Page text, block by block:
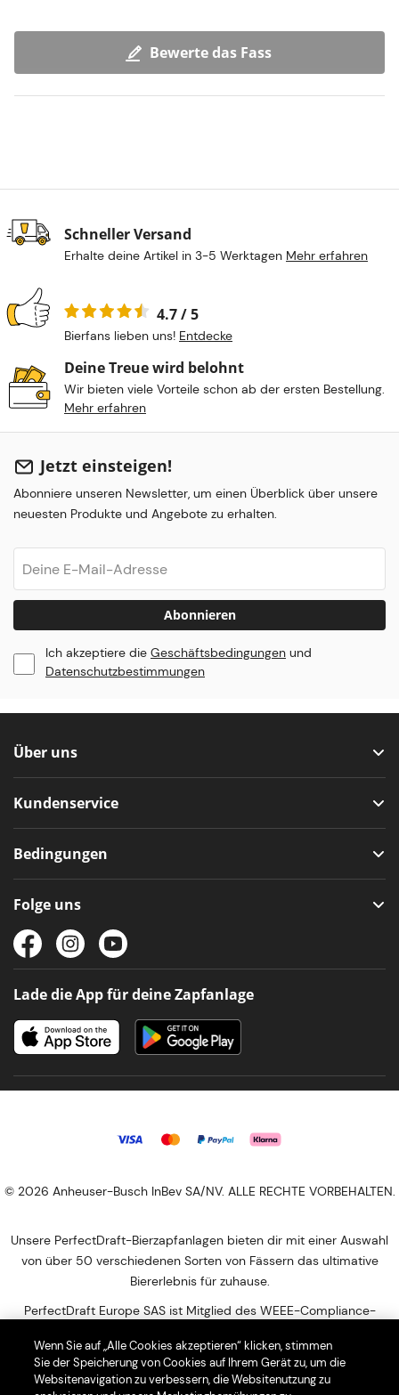
Bewerte das Fass
Schneller Versand
Erhalte deine Artikel in 3-5 Werktagen Mehr erfahren
4.7 / 5
Bierfans lieben uns! Entdecke
Deine Treue wird belohnt
Wir bieten viele Vorteile schon ab der ersten Bestellung.
Mehr erfahren
Jetzt einsteigen!
Abonniere unseren Newsletter, um einen Überblick über unsere
neuesten Produkte und Angebote zu erhalten.
Abonnieren
Ich akzeptiere die Geschäftsbedingungen und
Datenschutzbestimmungen
Über uns
Kundenservice
Bedingungen
Folge uns
Lade die App für deine Zapfanlage
© 2026 Anheuser-Busch InBev SA/NV. ALLE RECHTE VORBEHALTEN.
Unsere PerfectDraft-Bierzapfanlagen bieten dir mit einer Auswahl
von über 50 verschiedenen Sorten von Fässern das ultimative
Biererlebnis für zuhause.
PerfectDraft Europe SAS ist Mitglied des WEEE-Compliance-
Sie die Website von Relectra (https://www.relectra.de/home) für
Informationen zur Entsorgung Ihrer Haushalts-WEEE. Bitte besuchen
Wenn Sie auf „Alle Cookies akzeptieren“ klicken, stimmen
Sie der Speicherung von Cookies auf Ihrem Gerät zu, um die
Websitenavigation zu verbessern, die Websitenutzung zu